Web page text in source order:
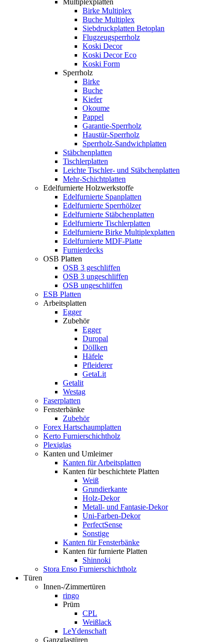
Birke Multiplex
Buche Multiplex
Siebdruckplatten Betoplan
Flugzeugsperrholz
Koski Decor
Koski Decor Eco
Koski Form
Sperrholz
Birke
Buche
Kiefer
Okoume
Pappel
Garantie-Sperrholz
Haustür-Sperrholz
Sperrholz-Sandwichplatten
Stäbchenplatten
Tischlerplatten
Leichte Tischler- und Stäbchenplatten
Mehr-Schichtplatten
Edelfurnierte Holzwerkstoffe
Edelfurnierte Spanplatten
Edelfurnierte Sperrhölzer
Edelfurnierte Stäbchenplatten
Edelfurnierte Tischlerplatten
Edelfurnierte Birke Multiplexplatten
Edelfurnierte MDF-Platte
Furnierdecks
OSB Platten
OSB 3 geschliffen
OSB 3 ungeschliffen
OSB ungeschliffen
ESB Platten
Arbeitsplatten
Egger
Zubehör
Egger
Duropal
Döllken
Häfele
Pfleiderer
GetaLit
Getalit
Westag
Faserplatten
Fensterbänke
Zubehör
Forex Hartschaumplatten
Kerto Furnierschichtholz
Plexiglas
Kanten und Umleimer
Kanten für Arbeitsplatten
Kanten für beschichtete Platten
Weiß
Grundierkante
Holz-Dekor
Metall- und Fantasie-Dekor
Uni-Farben-Dekor
PerfectSense
Sonstige
Kanten für Fensterbänke
Kanten für furnierte Platten
Shinnoki
Stora Enso Furnierschichtholz
Türen
Innen-/Zimmertüren
ringo
Prüm
CPL
Weißlack
LeYdenschaft
Ganzglastüren